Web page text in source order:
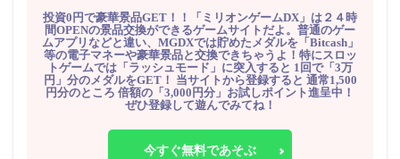
投資0円で豪華景品GET！！「ミリオンゲームDX」は２４時
間OPENの景品交換ができるゲームサイトだよ。普通のゲー
ムアプリなどと違い、MGDXでは貯めたメダルを「Bitcash」
等の電子マネーや豪華景品と交換できちゃうよ！特にスロッ
トゲームでは「ラッシュモード」に突入すると 1回で「3万
円」分のメダルをGET！ 当サイトから登録すると 通常1,500
円分のところ 倍額の「3,000円分」お試しポイント進呈中！
ぜひ登録して遊んでみてね！
今すぐ無料であそぶ